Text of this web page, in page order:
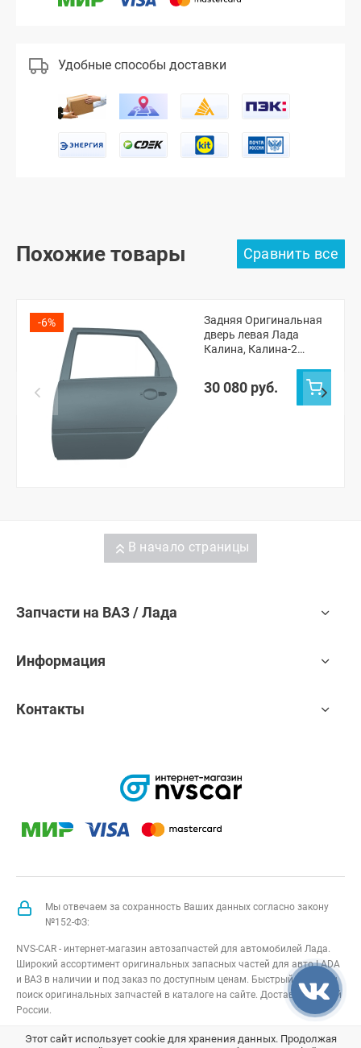
Удобные способы доставки
Похожие товары
-6%
Задняя Оригинальная
дверь левая Лада
Калина, Калина-2
Гранта ФЛ седан (Серое
олово 607)
30 080 руб.
В начало страницы
Запчасти на ВАЗ / Лада
Информация
Контакты
Мы отвечаем за сохранность Ваших данных согласно закону
№152-ФЗ:
NVS-CAR - интернет-магазин автозапчастей для автомобилей Лада.
Широкий ассортимент оригинальных запасных частей для авто LADA
и ВАЗ в наличии и под заказ по доступным ценам. Быстрый подбор и
поиск оригинальных запчастей в каталоге на сайте. Доставка по всей
России.
NVS-CAR© 2014 –2026Все права защищеныкарта сайта;
Этот сайт использует cookie для хранения данных. Продолжая